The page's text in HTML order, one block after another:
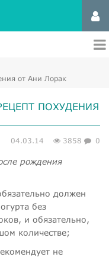
от Ани Лорак
ПОХУДЕНИЯ
04.03.14 3858 0
рождения
должен
без
и обязательно,
количестве;
не